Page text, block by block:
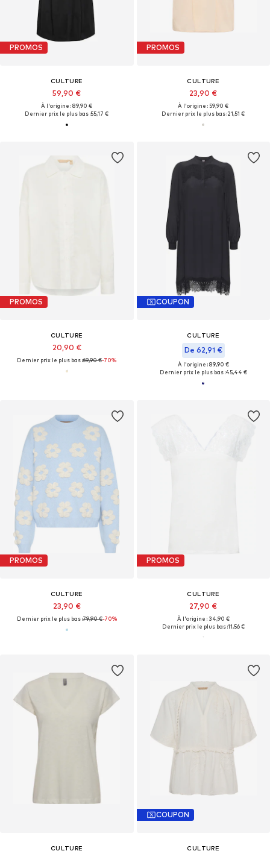
PROMOS
CULTURE
59,90 €
À l'origine : 89,90 €
Dernier prix le plus bas :55,17 €
PROMOS
CULTURE
23,90 €
À l'origine : 59,90 €
Dernier prix le plus bas :21,51 €
PROMOS
CULTURE
20,90 €
Dernier prix le plus bas :69,90 €-70%
COUPON
CULTURE
De 62,91 €
À l'origine : 89,90 €
Dernier prix le plus bas :45,44 €
PROMOS
CULTURE
23,90 €
Dernier prix le plus bas :79,90 €-70%
PROMOS
CULTURE
27,90 €
À l'origine : 34,90 €
Dernier prix le plus bas :11,56 €
CULTURE
COUPON
CULTURE